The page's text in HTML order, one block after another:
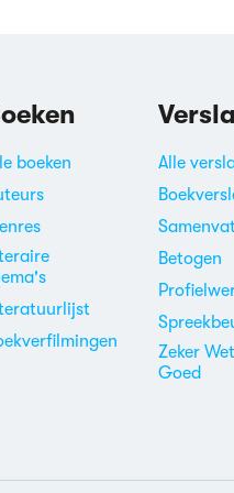
boeken
Alle
Betogen
Zeker
Goed